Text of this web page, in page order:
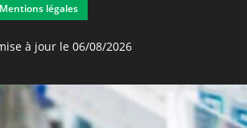
Mentions légales
à jour le 06/08/2026